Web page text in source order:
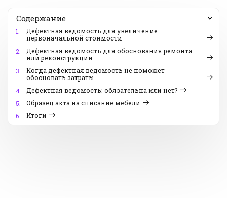
Содержание
1.
Дефектная ведомость для увеличение
первоначальной стоимости
2.
Дефектная ведомость для обоснования ремонта
или реконструкции
3.
Когда дефектная ведомость не поможет
обосновать затраты
4.
Дефектная ведомость: обязательна или нет?
5.
Образец акта на списание мебели
6.
Итоги